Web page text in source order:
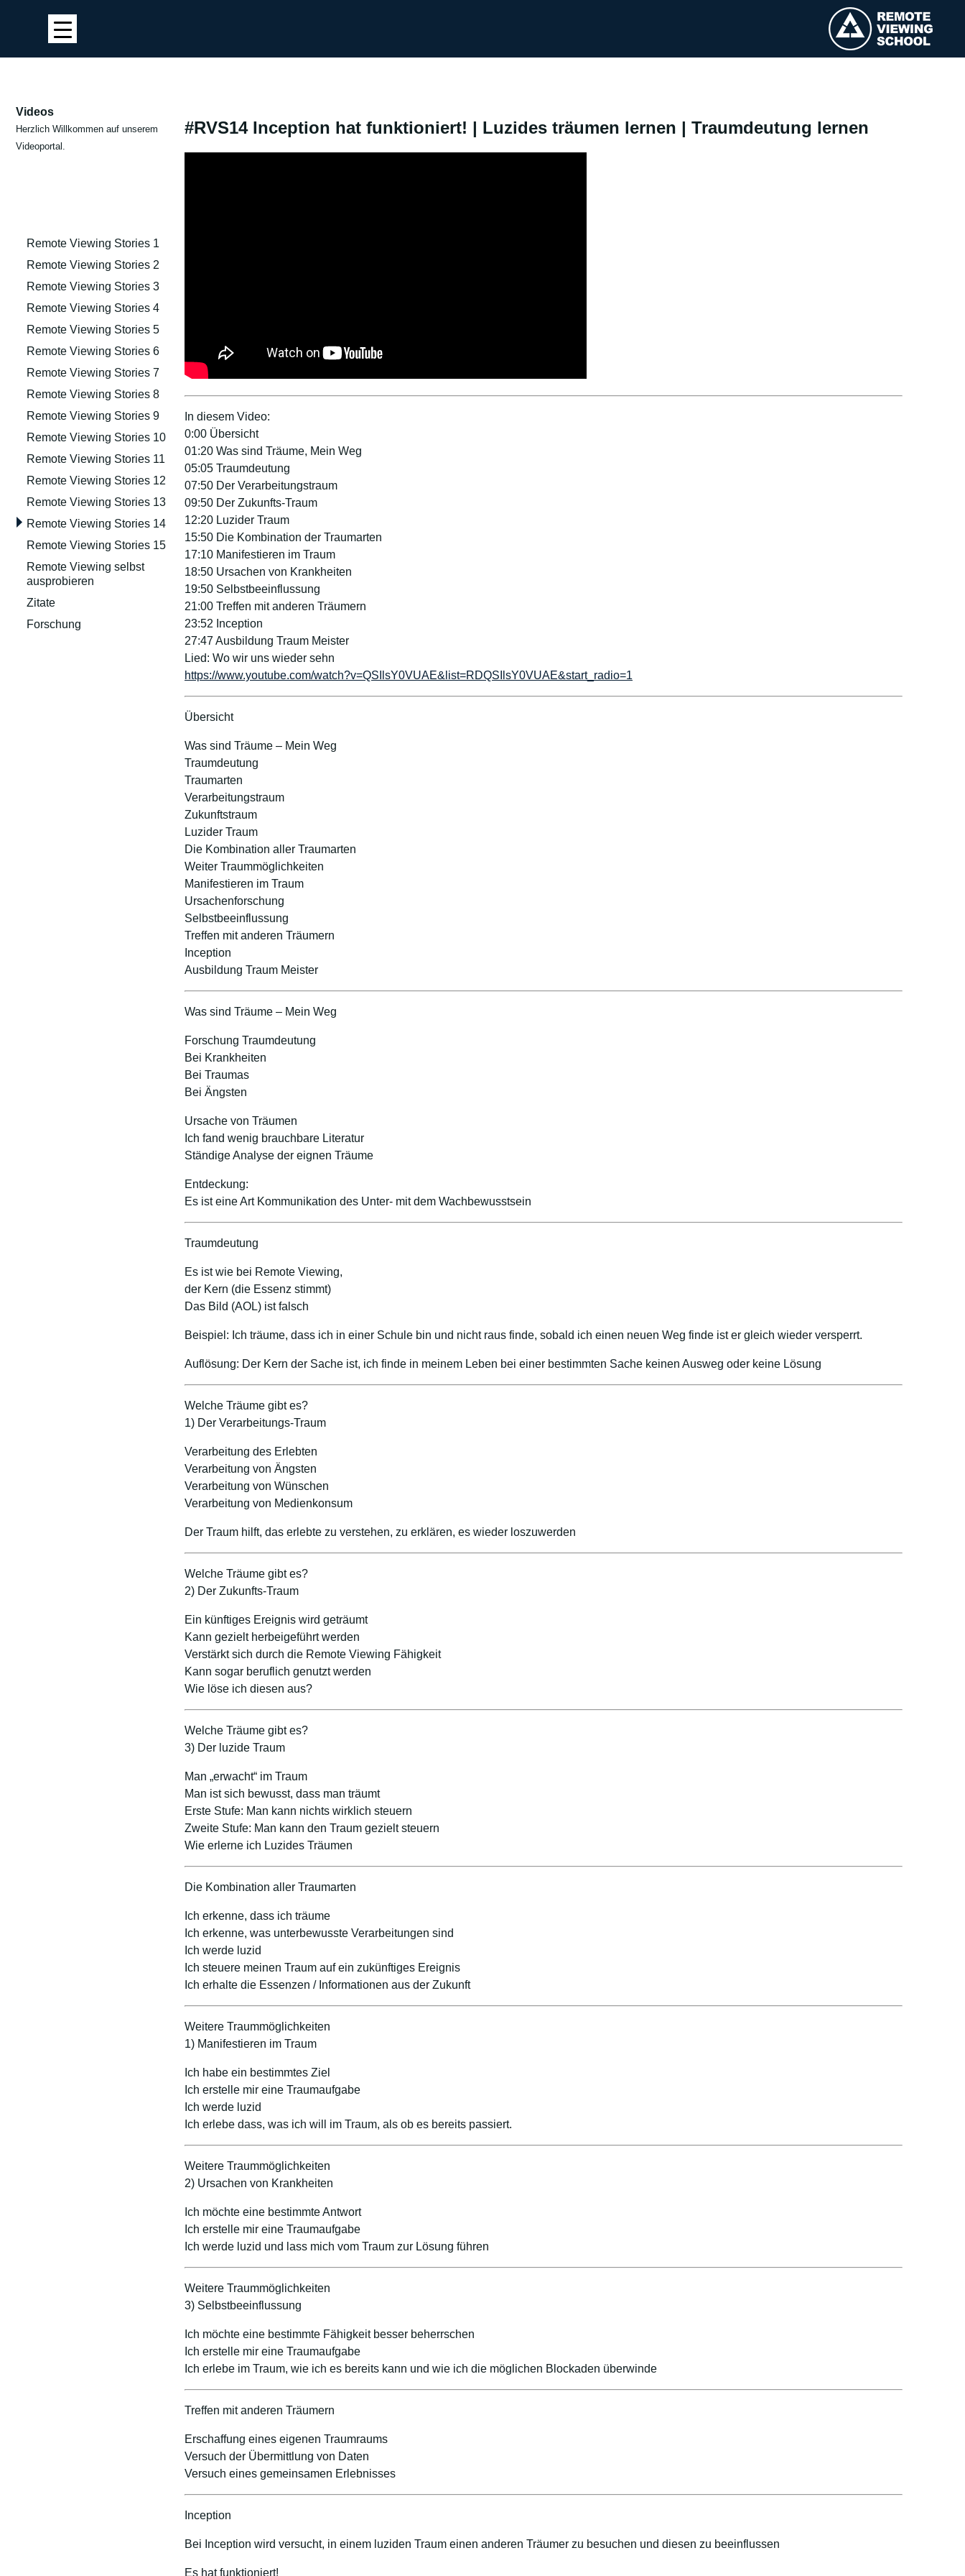
Videos
Herzlich Willkommen auf unserem
Videoportal.
Remote Viewing Stories 1
Remote Viewing Stories 2
Remote Viewing Stories 3
Remote Viewing Stories 4
Remote Viewing Stories 5
Remote Viewing Stories 6
Remote Viewing Stories 7
Remote Viewing Stories 8
Remote Viewing Stories 9
Remote Viewing Stories 10
Remote Viewing Stories 11
Remote Viewing Stories 12
Remote Viewing Stories 13
Remote Viewing Stories 14
Remote Viewing Stories 15
Remote Viewing selbst
ausprobieren
Zitate
Forschung
#RVS14 Inception hat funktioniert! | Luzides träumen lernen | Traumdeutung lernen
In diesem Video:
0:00 Übersicht
01:20 Was sind Träume, Mein Weg
05:05 Traumdeutung
07:50 Der Verarbeitungstraum
09:50 Der Zukunfts-Traum
12:20 Luzider Traum
15:50 Die Kombination der Traumarten
17:10 Manifestieren im Traum
18:50 Ursachen von Krankheiten
19:50 Selbstbeeinflussung
21:00 Treffen mit anderen Träumern
23:52 Inception
27:47 Ausbildung Traum Meister
Lied: Wo wir uns wieder sehn
https://www.youtube.com/watch?v=QSIlsY0VUAE&list=RDQSIlsY0VUAE&start_radio=1
Übersicht
Was sind Träume – Mein Weg
Traumdeutung
Traumarten
Verarbeitungstraum
Zukunftstraum
Luzider Traum
Die Kombination aller Traumarten
Weiter Traummöglichkeiten
Manifestieren im Traum
Ursachenforschung
Selbstbeeinflussung
Treffen mit anderen Träumern
Inception
Ausbildung Traum Meister
Was sind Träume – Mein Weg
Forschung Traumdeutung
Bei Krankheiten
Bei Traumas
Bei Ängsten
Ursache von Träumen
Ich fand wenig brauchbare Literatur
Ständige Analyse der eignen Träume
Entdeckung:
Es ist eine Art Kommunikation des Unter- mit dem Wachbewusstsein
Traumdeutung
Es ist wie bei Remote Viewing,
der Kern (die Essenz stimmt)
Das Bild (AOL) ist falsch
Beispiel: Ich träume, dass ich in einer Schule bin und nicht raus finde, sobald ich einen neuen Weg finde ist er gleich wieder versperrt.
Auflösung: Der Kern der Sache ist, ich finde in meinem Leben bei einer bestimmten Sache keinen Ausweg oder keine Lösung
Welche Träume gibt es?
1) Der Verarbeitungs-Traum
Verarbeitung des Erlebten
Verarbeitung von Ängsten
Verarbeitung von Wünschen
Verarbeitung von Medienkonsum
Der Traum hilft, das erlebte zu verstehen, zu erklären, es wieder loszuwerden
Welche Träume gibt es?
2) Der Zukunfts-Traum
Ein künftiges Ereignis wird geträumt
Kann gezielt herbeigeführt werden
Verstärkt sich durch die Remote Viewing Fähigkeit
Kann sogar beruflich genutzt werden
Wie löse ich diesen aus?
Welche Träume gibt es?
3) Der luzide Traum
Man „erwacht“ im Traum
Man ist sich bewusst, dass man träumt
Erste Stufe: Man kann nichts wirklich steuern
Zweite Stufe: Man kann den Traum gezielt steuern
Wie erlerne ich Luzides Träumen
Die Kombination aller Traumarten
Ich erkenne, dass ich träume
Ich erkenne, was unterbewusste Verarbeitungen sind
Ich werde luzid
Ich steuere meinen Traum auf ein zukünftiges Ereignis
Ich erhalte die Essenzen / Informationen aus der Zukunft
Weitere Traummöglichkeiten
1) Manifestieren im Traum
Ich habe ein bestimmtes Ziel
Ich erstelle mir eine Traumaufgabe
Ich werde luzid
Ich erlebe dass, was ich will im Traum, als ob es bereits passiert.
Weitere Traummöglichkeiten
2) Ursachen von Krankheiten
Ich möchte eine bestimmte Antwort
Ich erstelle mir eine Traumaufgabe
Ich werde luzid und lass mich vom Traum zur Lösung führen
Weitere Traummöglichkeiten
3) Selbstbeeinflussung
Ich möchte eine bestimmte Fähigkeit besser beherrschen
Ich erstelle mir eine Traumaufgabe
Ich erlebe im Traum, wie ich es bereits kann und wie ich die möglichen Blockaden überwinde
Treffen mit anderen Träumern
Erschaffung eines eigenen Traumraums
Versuch der Übermittlung von Daten
Versuch eines gemeinsamen Erlebnisses
Inception
Bei Inception wird versucht, in einem luziden Traum einen anderen Träumer zu besuchen und diesen zu beeinflussen
Es hat funktioniert!